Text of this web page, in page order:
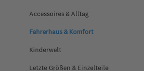
Accessoires & Alltag
Fahrerhaus & Komfort
Kinderwelt
Letzte Größen & Einzelteile